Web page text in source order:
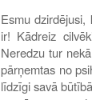
Esmu
ir! Kādreiz
Neredzu tur
pārņemtas no
līdzīgi savā